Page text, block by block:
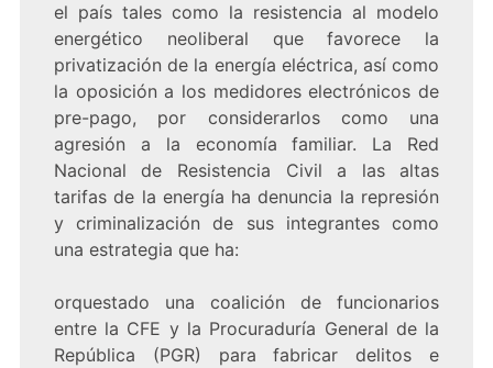
el país tales como la resistencia al modelo
energético neoliberal que favorece la
privatización de la energía eléctrica, así como
la oposición a los medidores electrónicos de
pre-pago, por considerarlos como una
agresión a la economía familiar. La Red
Nacional de Resistencia Civil a las altas
tarifas de la energía ha denuncia la represión
y criminalización de sus integrantes como
una estrategia que ha:
orquestado una coalición de funcionarios
entre la CFE y la Procuraduría General de la
República (PGR) para fabricar delitos e